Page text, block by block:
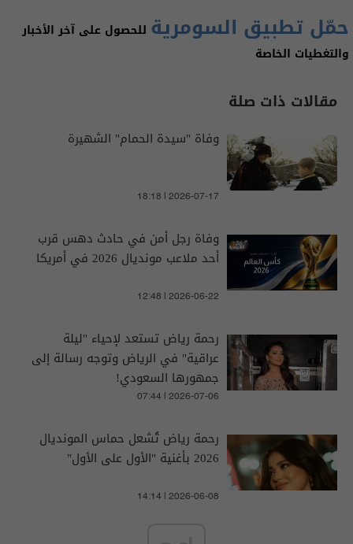
حمّل تطبيق السومرية للحصول على آخر الأخبار
والتغطيات الخاصة
مقالات ذات صلة
وفاة "سيدة الحمام" الشهيرة
18:18 | 2026-07-17
وفاة رجل أمن في حادث دهس قرب
أحد ملاعب مونديال 2026 في أمريكا
12:48 | 2026-06-22
رحمة رياض تستعد لإحياء "ليلة
عراقية" في الرياض وتوجه رسالة إلى
جمهورها السعودي!
07:44 | 2026-07-06
رحمة رياض تُشعل حماس المونديال
2026 بأغنية "الأول على الأول"
14:14 | 2026-06-08